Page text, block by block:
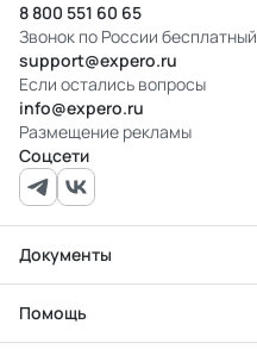
8 800 551 60 65
Звонок по России бесплатный
support@expero.ru
Если остались вопросы
info@expero.ru
Размещение рекламы
Соцсети
Документы
Помощь